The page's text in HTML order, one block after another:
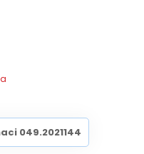
049.2021144